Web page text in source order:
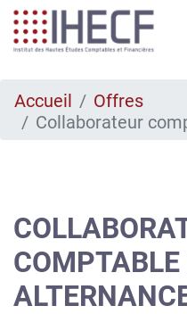
Aller
au
contenu
Accueil
Offres
Collaborateur
COMPTABLE